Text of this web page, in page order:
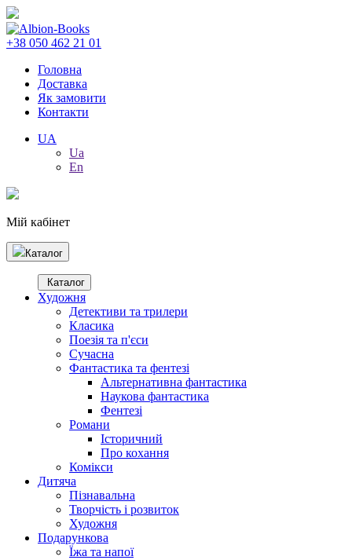
+38 050 462 21 01
Головна
Доставка
Як замовити
Контакти
UA
Ua
En
Мій кабінет
Каталог
Каталог
Художня
Детективи та трилери
Класика
Поезія та п'єси
Сучасна
Фантастика та фентезі
Альтернативна фантастика
Наукова фантастика
Фентезі
Романи
Історичний
Про кохання
Комікси
Дитяча
Пізнавальна
Творчість і розвиток
Художня
Подарункова
Їжа та напої